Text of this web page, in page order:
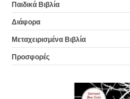
Παιδικά Βιβλία
Διάφορα
Μεταχειρισμένα Βιβλία
Προσφορές